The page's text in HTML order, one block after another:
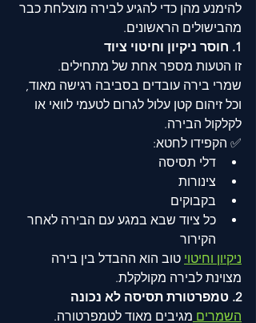
להימנע מהן כדי להגיע לבירה מוצלחת כבר
מהבישולים הראשונים.
1. חוסר ניקיון וחיטוי ציוד
זו הטעות מספר אחת של מתחילים.
שמרי בירה עובדים בסביבה רגישה מאוד,
וכל זיהום קטן עלול לגרום לטעמי לוואי או
לקלקול הבירה.
✅ הקפידו לחטא:
דלי תסיסה
צינורות
בקבוקים
כל ציוד שבא במגע עם הבירה לאחר
הקירור
ניקיון וחיטוי טוב הוא ההבדל בין בירה
מצוינת לבירה מקולקלת.
2. טמפרטורת תסיסה לא נכונה
השמרים מגיבים מאוד לטמפרטורה.